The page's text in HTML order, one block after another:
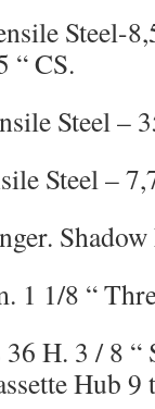
Steel-
“ CS.
Steel –
Steel –
1 1/8 “
H. 3 / 8 “
Hub 9